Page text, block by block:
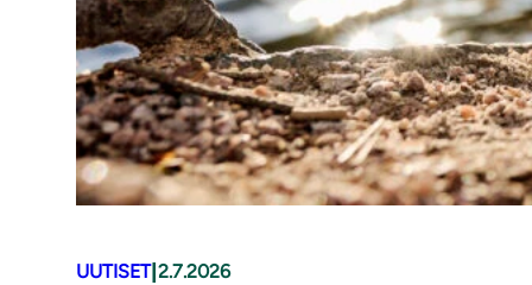
UUTISET| 2.7.2026